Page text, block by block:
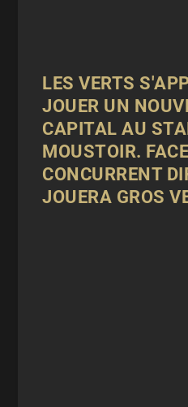
LES VERTS
JOUER UN
CAPITAL AU
MOUSTOIR.
CONCURRENT
JOUERA GROS